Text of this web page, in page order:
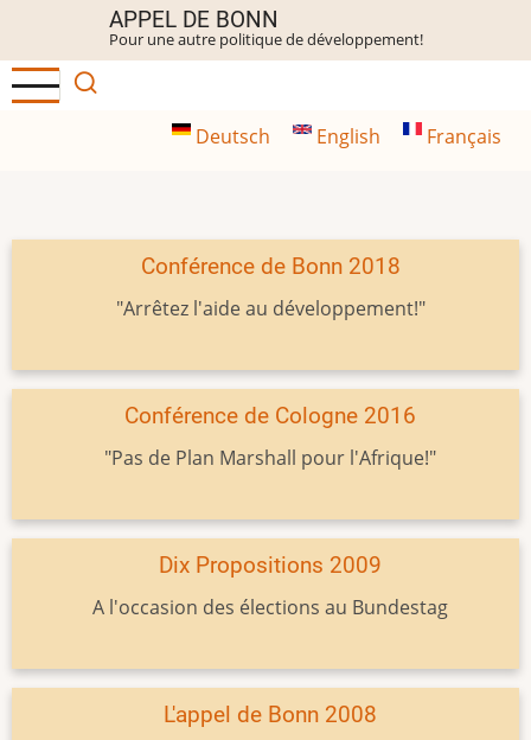
contenu
principal
APPEL DE BONN
Pour une autre politique de développement!
Deutsch English Français
Conférence de Bonn 2018
"Arrêtez l'aide au développement!"
Conférence de Cologne 2016
"Pas de Plan Marshall pour l'Afrique!"
Dix Propositions 2009
A l'occasion des élections au Bundestag
L'appel de Bonn 2008